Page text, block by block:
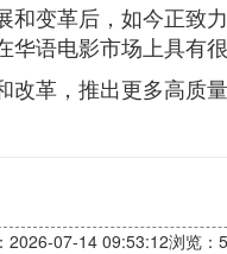
和变革后，如今正致
语电影市场上具有
改革，推出更多高质
2026-07-14 09:53:12浏览：